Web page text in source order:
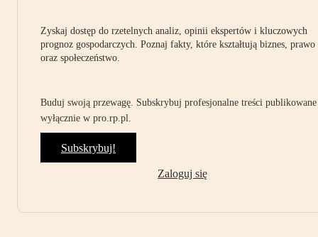
Zyskaj dostęp do rzetelnych analiz, opinii ekspertów i kluczowych
prognoz gospodarczych. Poznaj fakty, które kształtują biznes, prawo
oraz społeczeństwo.
Buduj swoją przewagę. Subskrybuj profesjonalne treści publikowane
wyłącznie w pro.rp.pl.
Subskrybuj!
Zaloguj się